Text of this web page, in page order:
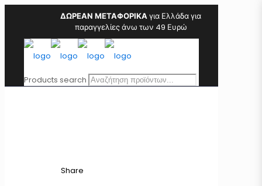
ΔΩΡΕΑΝ ΜΕΤΑΦΟΡΙΚΑγια Ελλάδα για
παραγγελίες άνω των 49 Ευρώ
Products search
Share